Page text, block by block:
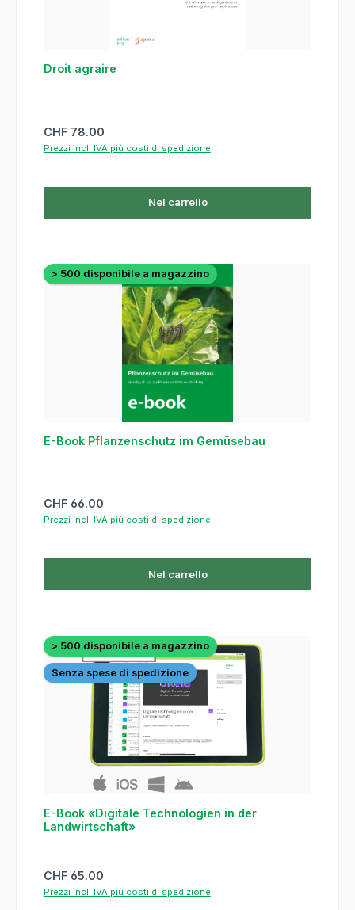
Droit agraire
Prezzo normale:
CHF 78.00
Prezzi incl. IVA più costi di spedizione
Nel carrello
> 500 disponibile a magazzino
E-Book Pflanzenschutz im Gemüsebau
Prezzo normale:
CHF 66.00
Prezzi incl. IVA più costi di spedizione
Nel carrello
> 500 disponibile a magazzino
Senza spese di spedizione
E-Book «Digitale Technologien in der
Landwirtschaft»
Prezzo normale:
CHF 65.00
Prezzi incl. IVA più costi di spedizione